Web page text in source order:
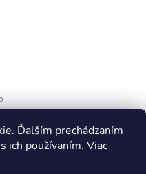
Ďalším prechádzaním
ich používaním. Viac
cez Google